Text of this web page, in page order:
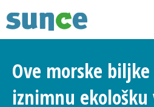
Ove morske
iznimnu